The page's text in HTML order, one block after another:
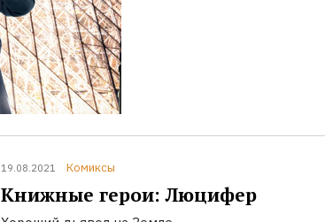
19.08.2021 Комиксы
Книжные герои: Люцифер